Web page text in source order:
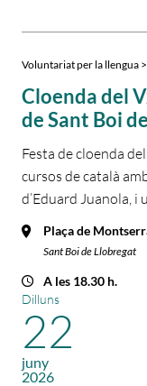
Voluntariat per la llengua
Cloenda del
de Sant Boi
Festa de cloenda
cursos de català
d’Eduard Juanola, i
Plaça de
Sant Boi de Llobregat
A les 18.30 h.
Dilluns
22
juny
2026